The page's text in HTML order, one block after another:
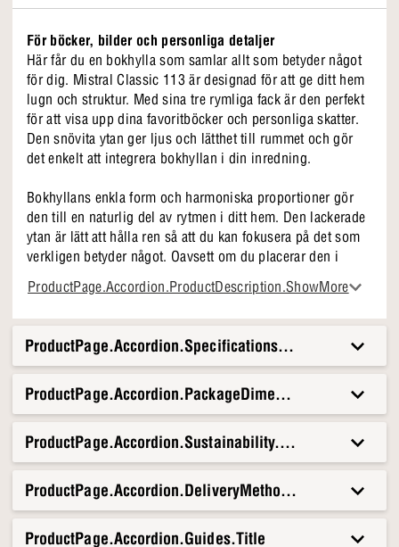
För böcker, bilder och personliga detaljer
Här får du en bokhylla som samlar allt som betyder något
för dig. Mistral Classic 113 är designad för att ge ditt hem
lugn och struktur. Med sina tre rymliga fack är den perfekt
för att visa upp dina favoritböcker och personliga skatter.
Den snövita ytan ger ljus och lätthet till rummet och gör
det enkelt att integrera bokhyllan i din inredning.
Bokhyllans enkla form och harmoniska proportioner gör
den till en naturlig del av rytmen i ditt hem. Den lackerade
ytan är lätt att hålla ren så att du kan fokusera på det som
verkligen betyder något. Oavsett om du placerar den i
vardagsrummet, kontoret eller hallen kommer den att
skapa en lugn plats och en estetisk överblick. Materialet är
robust, så du kan vara säker på att det tål daglig
användning.
Mistral Classic 113 i korthet
Praktisk förvaring med tre rymliga fack
Snövit yta som lyser upp rummet rummet
Enkel form som passar överallt
Lackerad yta för enkelt underhåll
Mistral Classic 113 kommer snabbt att bli en permanent
del av ditt hem. Använd den för att skapa ordning och
överblick i vardagen samtidigt som du njuter av mysiga
ProductPage.Accordion.ProductDescription.ShowMore
ProductPage.Accordion.Specifications.Title
ProductPage.Accordion.Sustainability.Title
ProductPage.Accordion.DeliveryMethods.Title
ProductPage.Accordion.Guides.Title